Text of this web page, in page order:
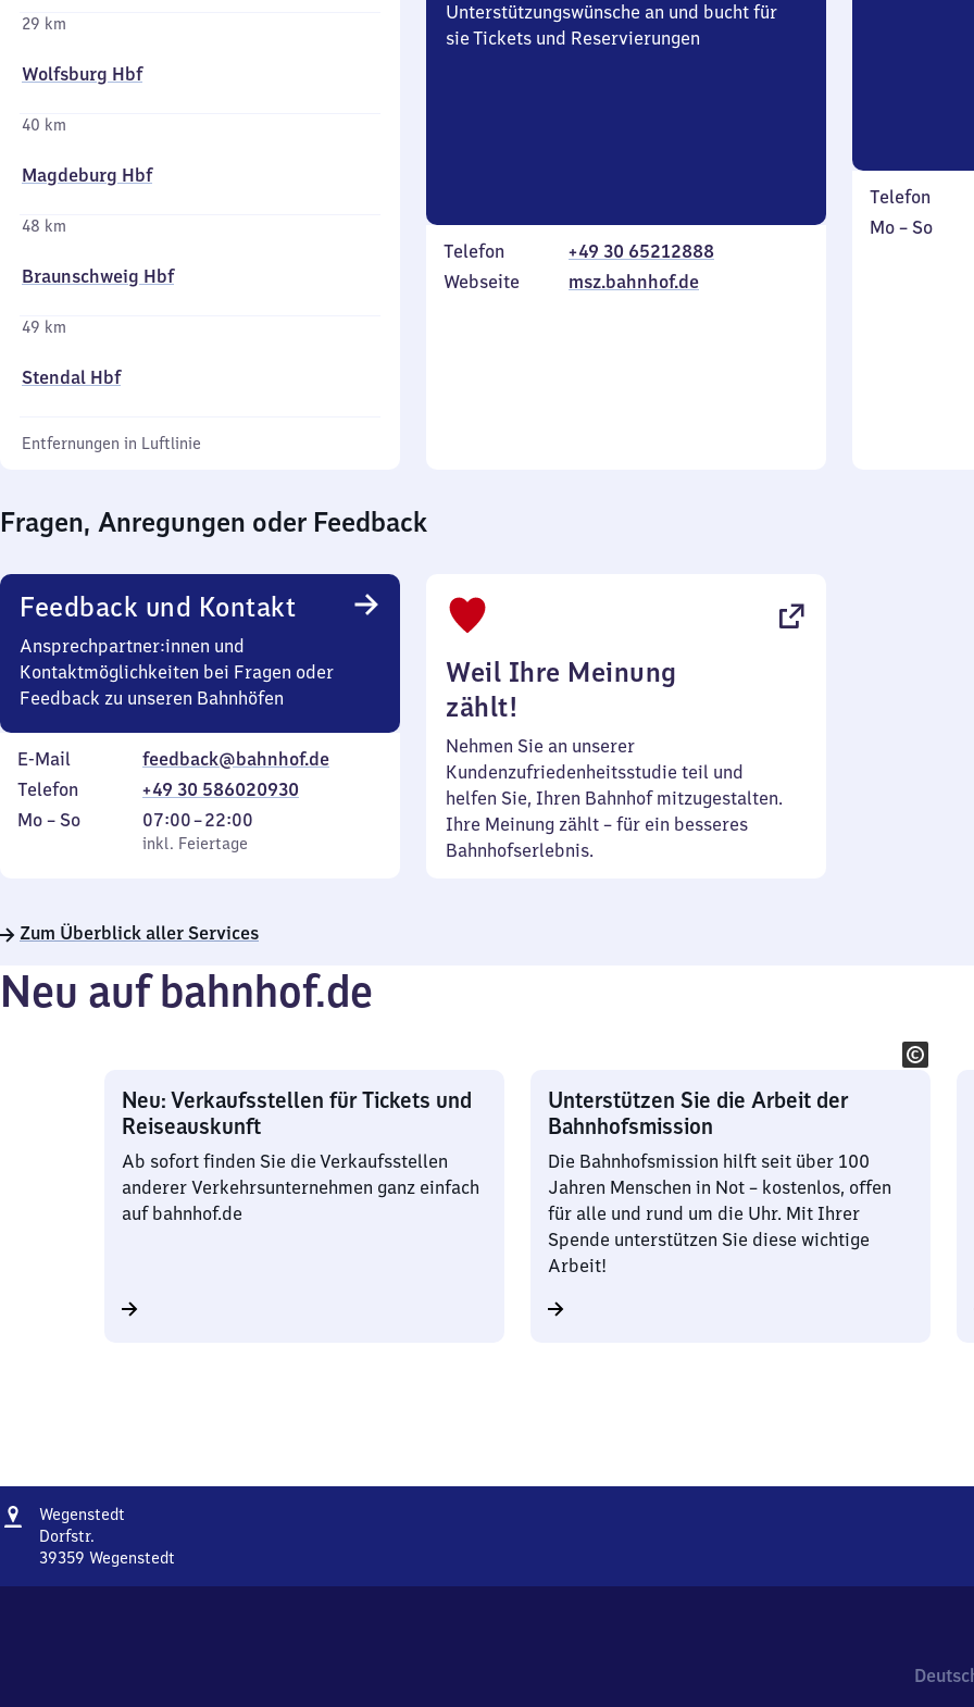
29 km
Wolfsburg Hbf
40 km
Magdeburg Hbf
48 km
Braunschweig Hbf
49 km
Stendal Hbf
Entfernungen in Luftlinie
Unterstützungswünsche an und bucht für
sie Tickets und Reservierungen
Telefon
+49 30 65212888
Webseite
msz.bahnhof.de
Telefon
Montag
Mo – So,
Fragen, Anregungen oder Feedback
Feedback und Kontakt
Ansprechpartner:innen und
Kontaktmöglichkeiten bei Fragen oder
Feedback zu unseren Bahnhöfen
E-Mail
feedback@bahnhof.de
Telefon
+49 30 586020930
Montag
Mo – So,
inkl. Feiertage
07:00–22:00
Von
7
22
inkl. Feiertage
Weil Ihre Meinung
zählt!
Nehmen Sie an unserer
Kundenzufriedenheitsstudie teil und
helfen Sie, Ihren Bahnhof mitzugestalten.
Ihre Meinung zählt – für ein besseres
Bahnhofserlebnis.
Zum Überblick aller Services
Neu auf bahnhof.de
Neu: Verkaufsstellen für Tickets und
Reiseauskunft
Ab sofort finden Sie die Verkaufsstellen
anderer Verkehrsunternehmen ganz einfach
auf bahnhof.de
Unterstützen Sie die Arbeit der
Bahnhofsmission
Die Bahnhofsmission hilft seit über 100
Jahren Menschen in Not – kostenlos, offen
für alle und rund um die Uhr. Mit Ihrer
Spende unterstützen Sie diese wichtige
Arbeit!
Adresse
Wegenstedt
Dorfstr.
39359 Wegenstedt